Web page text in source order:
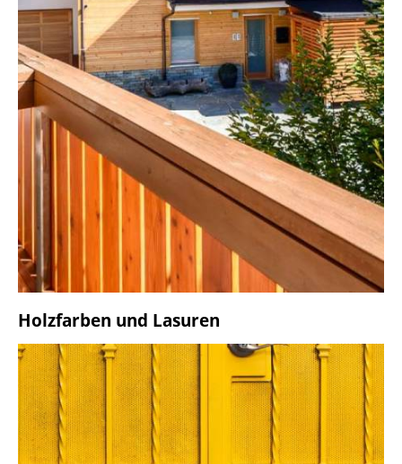
Holzfarben und Lasuren